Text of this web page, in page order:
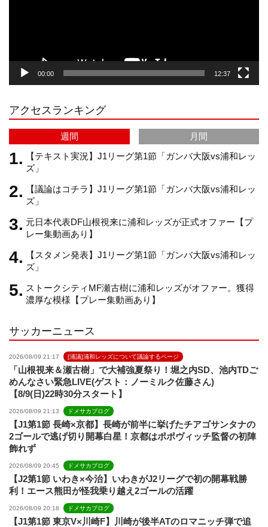
r
a
m
e
C
h
a
n
n
00:00 12:37
アクセスランキング
週間
月間
【テキスト実況】J1リーグ第1節「ガンバ大阪vs浦和レッ
ズ」
【議論はコチラ】J1リーグ第1節「ガンバ大阪vs浦和レッ
ズ」
元日本代表DF山根視来に浦和レッズが正式オファー【プ
レー集動画あり】
【スタメン発表】J1リーグ第1節「ガンバ大阪vs浦和レッ
ズ」
ストークシティMF瀬古樹に浦和レッズがオファー。獲得
濃厚な模様【プレー集動画あり】
サッカーニュース
2026/08/09 21:17 [浦議]浦和レッズについて議論するページ
「山根視来＆瀬古樹」で大補強夏祭り！堀之内SD、池内TDご
めんなさい緊急LIVE(ゲスト：ノーミルク佐藤さん)
【8/9(日)22時30分スタート】
2026/08/09 21:13 ドメサカブログ
【J1第1節 長崎×京都】長崎が前半に挙げたチアゴサンタナの
2ゴールで逃げ切り開幕白星！京都はポポヴィッチ監督の初陣
飾れず
2026/08/09 20:45 ドメサカブログ
【J2第1節 いわき×今治】いわきがJ2リーグで初の開幕戦勝
利！エース熊田が怪我乗り越え2ゴールの活躍
2026/08/09 20:18 ドメサカブログ
【J1第1節 東京V×川崎F】川崎が後半ATのロマニッチ弾で追